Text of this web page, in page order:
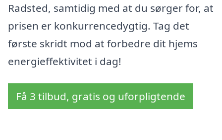
Radsted, samtidig med at du sørger for, at
prisen er konkurrencedygtig. Tag det
første skridt mod at forbedre dit hjems
energieffektivitet i dag!
Få 3 tilbud, gratis og uforpligtende